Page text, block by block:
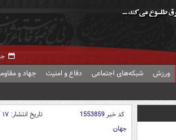
ورزش شبکه‌های اجتماعی دفاع و امنیت جهاد و
کد خبر1553859 تاریخ انتشار: ۱۷ آذر ۱۴۰۲ - ۱۸:۲۲
جهان